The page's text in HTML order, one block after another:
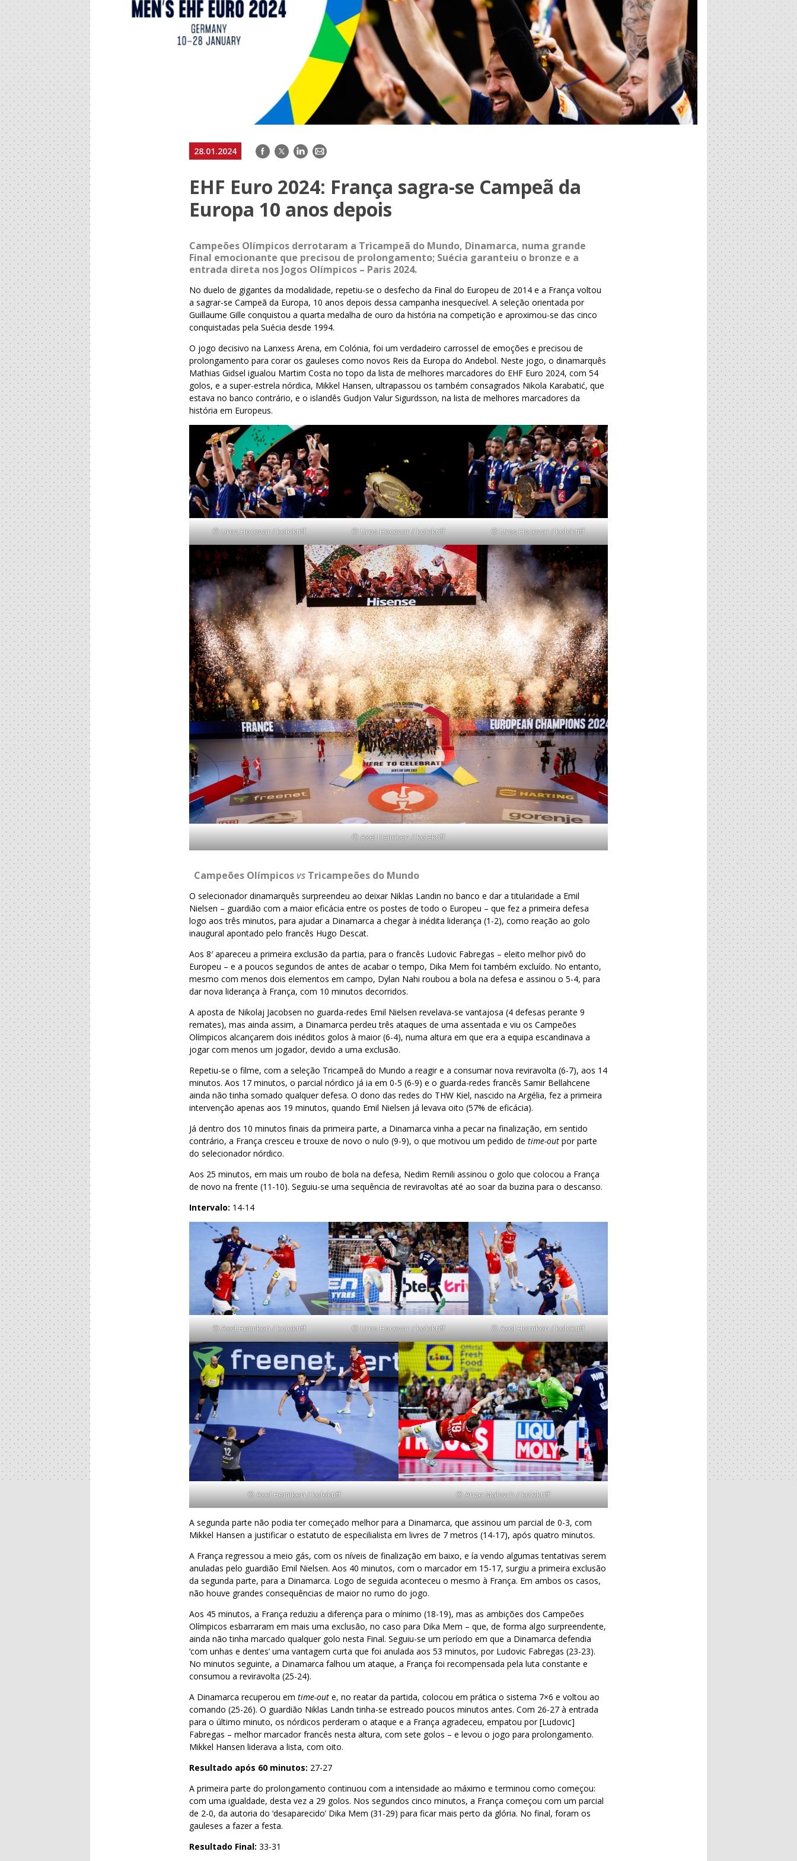
28.01.2024 Facebook
TwitterLinkedIn
E-
EHF Euro 2024: França sagra-se Campeã da
Europa 10 anos depois
Campeões Olímpicos derrotaram a Tricampeã do Mundo, Dinamarca, numa grande
Final emocionante que precisou de prolongamento; Suécia garanteiu o bronze e a
entrada direta nos Jogos Olímpicos – Paris 2024.
No duelo de gigantes da modalidade, repetiu-se o desfecho da Final do Europeu de 2014 e a França voltou
a sagrar-se Campeã da Europa, 10 anos depois dessa campanha inesquecível. A seleção orientada por
Guillaume Gille conquistou a quarta medalha de ouro da história na competição e aproximou-se das cinco
conquistadas pela Suécia desde 1994.
O jogo decisivo na Lanxess Arena, em Colónia, foi um verdadeiro carrossel de emoções e precisou de
prolongamento para corar os gauleses como novos Reis da Europa do Andebol. Neste jogo, o dinamarquês
Mathias Gidsel igualou Martim Costa no topo da lista de melhores marcadores do EHF Euro 2024, com 54
golos, e a super-estrela nórdica, Mikkel Hansen, ultrapassou os também consagrados Nikola Karabatić, que
estava no banco contrário, e o islandês Gudjon Valur Sigurdsson, na lista de melhores marcadores da
história em Europeus.
© Uros Hocevar / kolektiff © Uros Hocevar / kolektiff © Uros Hocevar / kolektiff
© Axel Heimken / kolektiff
Campeões Olímpicos vs Tricampeões do Mundo
O selecionador dinamarquês surpreendeu ao deixar Niklas Landin no banco e dar a titularidade a Emil
Nielsen – guardião com a maior eficácia entre os postes de todo o Europeu – que fez a primeira defesa
logo aos três minutos, para ajudar a Dinamarca a chegar à inédita liderança (1-2), como reação ao golo
inaugural apontado pelo francês Hugo Descat.
Aos 8′ apareceu a primeira exclusão da partia, para o francês Ludovic Fabregas – eleito melhor pivô do
Europeu – e a poucos segundos de antes de acabar o tempo, Dika Mem foi também excluído. No entanto,
mesmo com menos dois elementos em campo, Dylan Nahi roubou a bola na defesa e assinou o 5-4, para
dar nova liderança à França, com 10 minutos decorridos.
A aposta de Nikolaj Jacobsen no guarda-redes Emil Nielsen revelava-se vantajosa (4 defesas perante 9
remates), mas ainda assim, a Dinamarca perdeu três ataques de uma assentada e viu os Campeões
Olímpicos alcançarem dois inéditos golos à maior (6-4), numa altura em que era a equipa escandinava a
jogar com menos um jogador, devido a uma exclusão.
Repetiu-se o filme, com a seleção Tricampeã do Mundo a reagir e a consumar nova reviravolta (6-7), aos 14
minutos. Aos 17 minutos, o parcial nórdico já ia em 0-5 (6-9) e o guarda-redes francês Samir Bellahcene
ainda não tinha somado qualquer defesa. O dono das redes do THW Kiel, nascido na Argélia, fez a primeira
intervenção apenas aos 19 minutos, quando Emil Nielsen já levava oito (57% de eficácia).
Já dentro dos 10 minutos finais da primeira parte, a Dinamarca vinha a pecar na finalização, em sentido
contrário, a França cresceu e trouxe de novo o nulo (9-9), o que motivou um pedido detime-outpor parte
do selecionador nórdico.
Aos 25 minutos, em mais um roubo de bola na defesa, Nedim Remili assinou o golo que colocou a França
de novo na frente (11-10). Seguiu-se uma sequência de reviravoltas até ao soar da buzina para o descanso.
Intervalo: 14-14
© Axel Heimken / kolektiff © Uros Hocevar / kolektiff © Axel Heimken / kolektiff
© Axel Heimken / kolektiff © Anze Malovrh / kolektiff
A segunda parte não podia ter começado melhor para a Dinamarca, que assinou um parcial de 0-3, com
Mikkel Hansen a justificar o estatuto de especilialista em livres de 7 metros (14-17), após quatro minutos.
A França regressou a meio gás, com os níveis de finalização em baixo, e ía vendo algumas tentativas serem
anuladas pelo guardião Emil Nielsen. Aos 40 minutos, com o marcador em 15-17, surgiu a primeira exclusão
da segunda parte, para a Dinamarca. Logo de seguida aconteceu o mesmo à França. Em ambos os casos,
não houve grandes consequências de maior no rumo do jogo.
Aos 45 minutos, a França reduziu a diferença para o mínimo (18-19), mas as ambições dos Campeões
Olímpicos esbarraram em mais uma exclusão, no caso para Dika Mem – que, de forma algo surpreendente,
ainda não tinha marcado qualquer golo nesta Final. Seguiu-se um período em que a Dinamarca defendia
‘com unhas e dentes’ uma vantagem curta que foi anulada aos 53 minutos, por Ludovic Fabregas (23-23).
No minutos seguinte, a Dinamarca falhou um ataque, a França foi recompensada pela luta constante e
consumou a reviravolta (25-24).
A Dinamarca recuperou emtime-oute, no reatar da partida, colocou em prática o sistema 7×6 e voltou ao
comando (25-26). O guardião Niklas Landn tinha-se estreado poucos minutos antes. Com 26-27 à entrada
para o último minuto, os nórdicos perderam o ataque e a França agradeceu, empatou por [Ludovic]
Fabregas – melhor marcador francês nesta altura, com sete golos – e levou o jogo para prolongamento.
Mikkel Hansen liderava a lista, com oito.
Resultado após 60 minutos: 27-27
A primeira parte do prolongamento continuou com a intensidade ao máximo e terminou como começou:
com uma igualdade, desta vez a 29 golos. Nos segundos cinco minutos, a França começou com um parcial
de 2-0, da autoria do ‘desaparecido’ Dika Mem (31-29) para ficar mais perto da glória. No final, foram os
gauleses a fazer a festa.
Resultado Final: 33-31